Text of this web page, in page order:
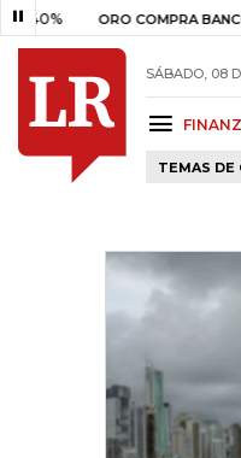
ORO COMPRA BANCO DE
SÁBADO, 08
TEMAS DE